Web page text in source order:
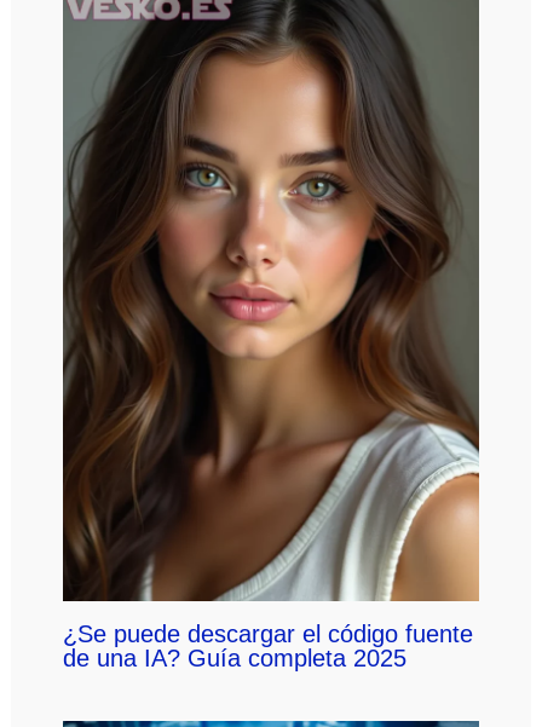
¿Se puede descargar el código fuente
de una IA? Guía completa 2025